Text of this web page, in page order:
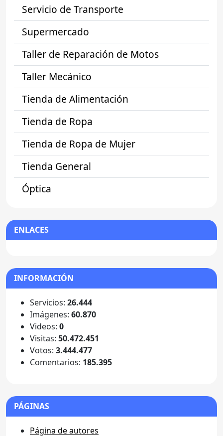
Servicio de Transporte
Supermercado
Taller de Reparación de Motos
Taller Mecánico
Tienda de Alimentación
Tienda de Ropa
Tienda de Ropa de Mujer
Tienda General
Óptica
ENLACES
INFORMACIÓN
Servicios: 26.444
Imágenes: 60.870
Videos: 0
Visitas: 50.472.451
Votos: 3.444.477
Comentarios: 185.395
PÁGINAS
Página de autores